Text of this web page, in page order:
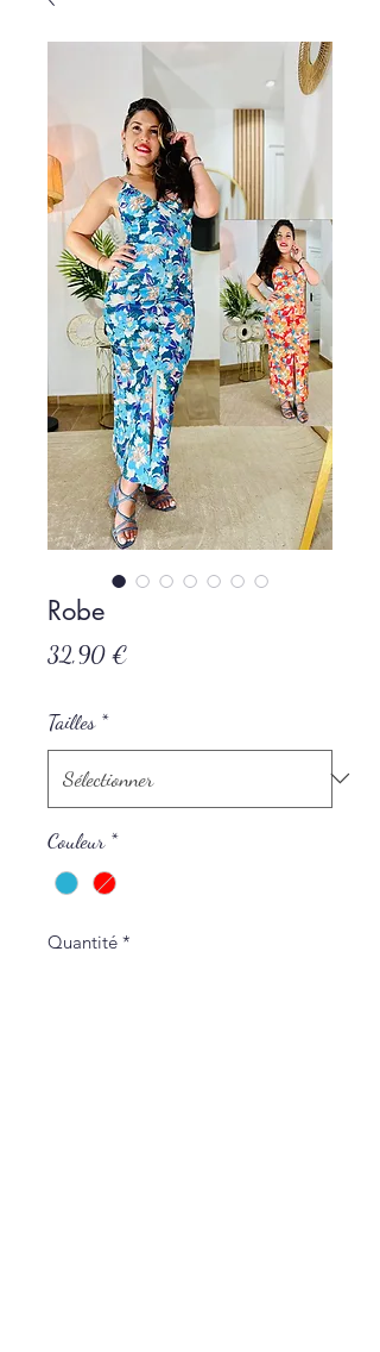
Robe
32,90 €
Tailles *
Couleur *
Quantité *